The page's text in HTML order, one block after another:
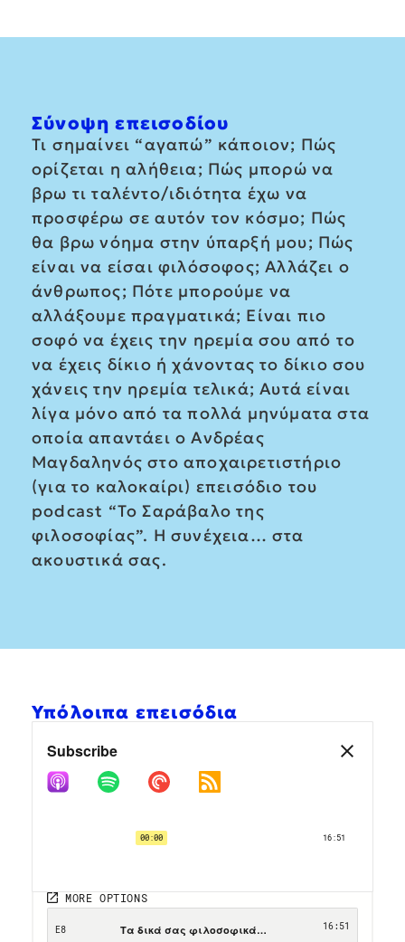
Σύνοψη επεισοδίου
Τι σημαίνει “αγαπώ” κάποιον; Πώς
ορίζεται η αλήθεια; Πώς μπορώ να
βρω τι ταλέντο/ιδιότητα έχω να
προσφέρω σε αυτόν τον κόσμο; Πώς
θα βρω νόημα στην ύπαρξή μου; Πώς
είναι να είσαι φιλόσοφος; Αλλάζει ο
άνθρωπος; Πότε μπορούμε να
αλλάξουμε πραγματικά; Είναι πιο
σοφό να έχεις την ηρεμία σου από το
να έχεις δίκιο ή χάνοντας το δίκιο σου
χάνεις την ηρεμία τελικά; Αυτά είναι
λίγα μόνο από τα πολλά μηνύματα στα
οποία απαντάει ο Ανδρέας
Μαγδαληνός στο αποχαιρετιστήριο
(για το καλοκαίρι) επεισόδιο του
podcast “Το Σαράβαλο της
φιλοσοφίας”. Η συνέχεια… στα
ακουστικά σας.
Υπόλοιπα επεισόδια